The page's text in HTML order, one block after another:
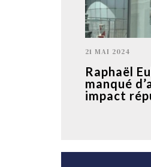
21 MAI 2024
Raphaël
manqué
impact